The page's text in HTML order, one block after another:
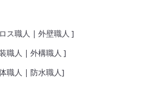
ス職人 | 外壁職人 ]
職人 | 外構職人 ]
職人 | 防水職人]